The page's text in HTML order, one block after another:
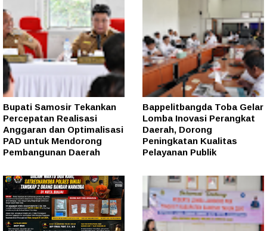
Bupati Samosir Tekankan
Percepatan Realisasi
Anggaran dan Optimalisasi
PAD untuk Mendorong
Pembangunan Daerah
Bappelitbangda Toba Gelar
Lomba Inovasi Perangkat
Daerah, Dorong
Peningkatan Kualitas
Pelayanan Publik